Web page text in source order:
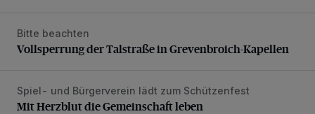
Vollsperrung der Talstraße in Grevenbroich-Kapellen
Bitte beachten
Vollsperrung der Talstraße in Grevenbroich-Kapellen
Mit Herzblut die Gemeinschaft leben
Spiel- und Bürgerverein lädt zum Schützenfest
Mit Herzblut die Gemeinschaft leben